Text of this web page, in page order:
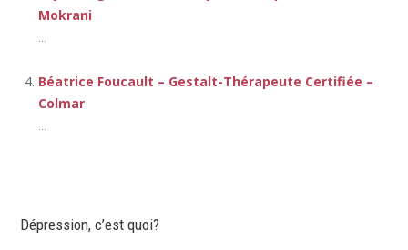
Mokrani
...
Béatrice Foucault – Gestalt-Thérapeute Certifiée –
Colmar
...
Dépression, c’est quoi?